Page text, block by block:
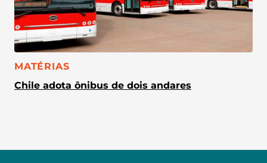
CATEGORIA:
MATÉRIAS
Chile adota ônibus de dois andares